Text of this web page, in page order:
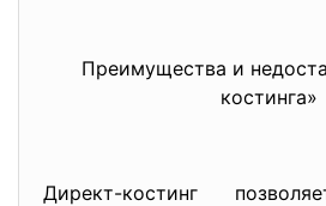
Преимущества и
костинга»
Директ-костинг